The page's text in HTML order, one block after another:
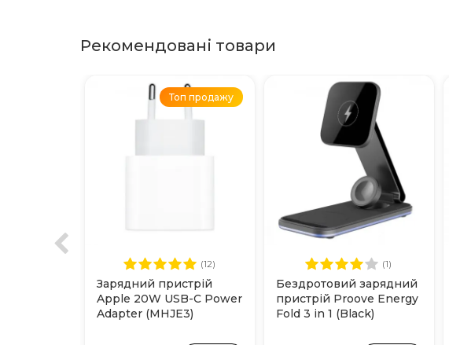
Рекомендовані товари
Топ продажу
(12)
Зарядний пристрій
Apple 20W USB-C Power
Adapter (MHJE3)
(1)
Бездротовий зарядний
пристрій Proove Energy
Fold 3 in 1 (Black)